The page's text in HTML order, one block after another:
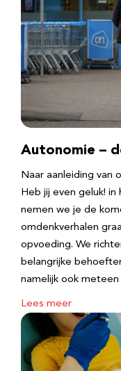
Autonomie –
Naar aanleiding van
Heb jij even geluk!
nemen we je de
omdenkverhalen
opvoeding. We
belangrijke
namelijk ook
Lees meer